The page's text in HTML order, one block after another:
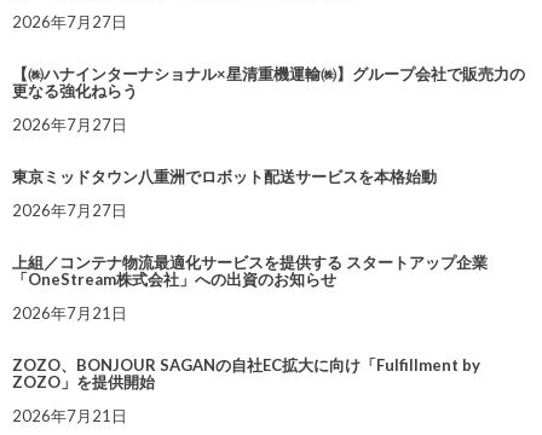
2026年7月27日
【㈱ハナインターナショナル×星清重機運輸㈱】グループ会社で販売力の
更なる強化ねらう
2026年7月27日
東京ミッドタウン八重洲でロボット配送サービスを本格始動
2026年7月27日
上組／コンテナ物流最適化サービスを提供する スタートアップ企業
「OneStream株式会社」への出資のお知らせ
2026年7月21日
ZOZO、BONJOUR SAGANの自社EC拡大に向け「Fulfillment by
ZOZO」を提供開始
2026年7月21日